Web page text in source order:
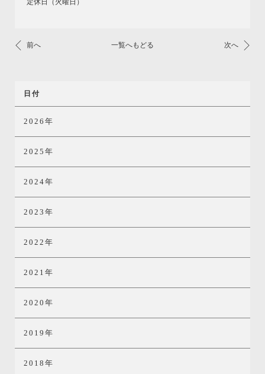
定休日（火曜日）
前へ 一覧へもどる 次へ
日付
2026年
2025年
2024年
2023年
2022年
2021年
2020年
2019年
2018年